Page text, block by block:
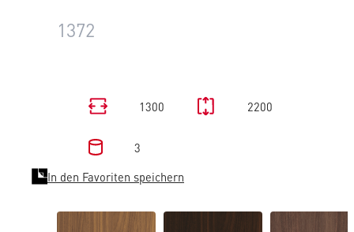
1372
1300 2200
3
In den Favoriten speichern